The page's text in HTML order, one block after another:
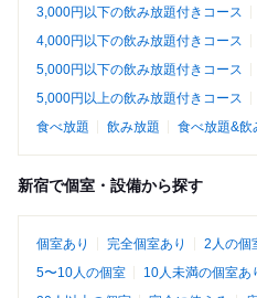
3,000円以下の飲み放題付きコース
4,000円以下の飲み放題付きコース
5,000円以下の飲み放題付きコース
5,000円以上の飲み放題付きコース
食べ放題
飲み放題 食べ放題&飲
新宿で個室・設備から探す
個室あり 完全個室あり 2人の個
5〜10人の個室
10人未満の個室あ